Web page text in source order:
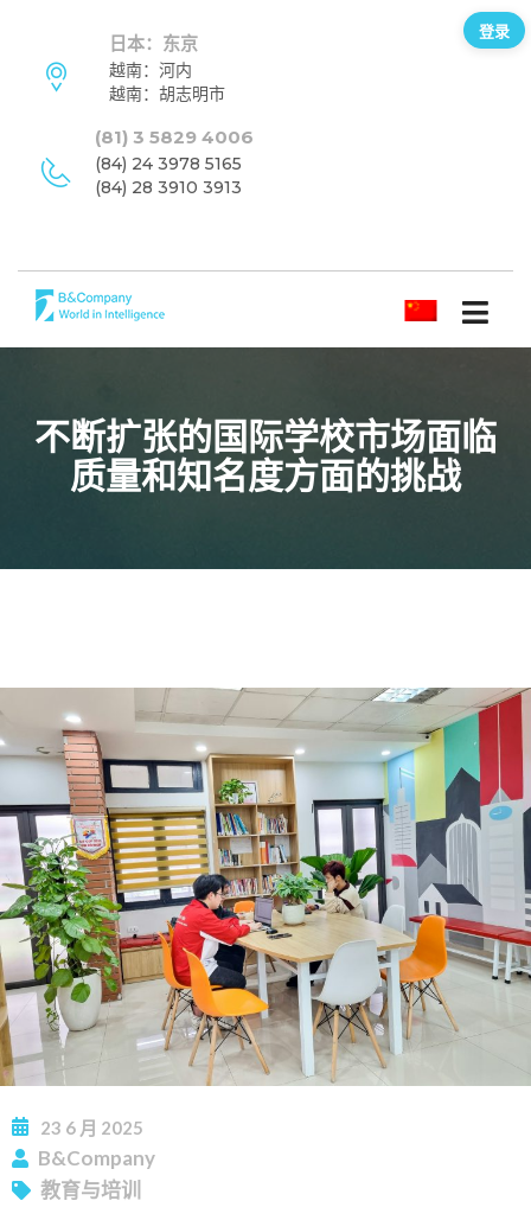
日本：东京
越南：河内
越南：胡志明市
(81) 3 5829 4006
(84) 24 3978 5165
(84) 28 3910 3913
简体中文
不断扩张的国际学校市场面临
质量和知名度方面的挑战
23 6 月 2025
B&Company
教育与培训
登录
订阅新闻通讯